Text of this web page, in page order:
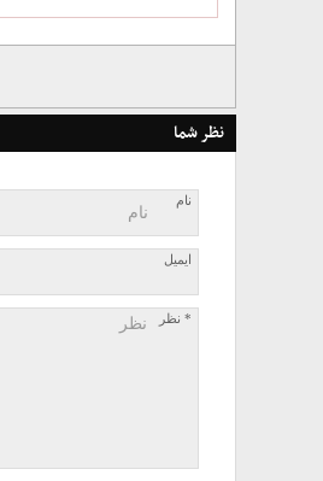
نظر شما
نام
ایمیل
* نظر